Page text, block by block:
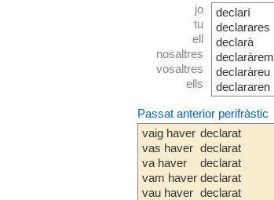
jo
tu
ell
nosaltres
vosaltres
ells
declarí
declarares
declarà
declaràrem
declaràreu
declararen
Passat anterior perifràstic
vaig haver
vas haver
va haver
vam haver
vau haver
declarat
declarat
declarat
declarat
declarat